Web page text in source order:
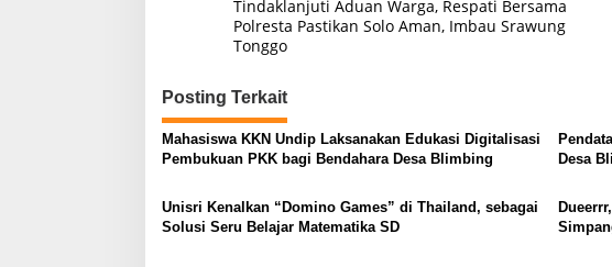
pos
Tindaklanjuti Aduan Warga, Respati Bersama
Polresta Pastikan Solo Aman, Imbau Srawung
Tonggo
Posting Terkait
Mahasiswa KKN Undip Laksanakan Edukasi Digitalisasi
Pembukuan PKK bagi Bendahara Desa Blimbing
Desa
Unisri Kenalkan “Domino Games” di Thailand, sebagai
Solusi Seru Belajar Matematika SD